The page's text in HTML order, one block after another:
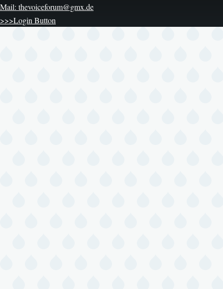
Mail: thevoiceforum@gmx.de
>>>Login Button